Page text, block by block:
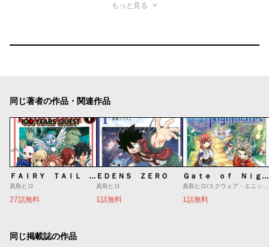
もっと見る
同じ著者の作品・関連作品
ＦＡＩＲＹ ＴＡＩＬ １００ ＹＥＡＲＳ ＱＵＥＳＴ
真島ヒロ
27話無料
ＥＤＥＮＳ ＺＥＲＯ
真島ヒロ
1話無料
Ｇａｔｅ ｏｆ Ｎｉｇｈｔｍａｒｅｓ
1話無料
同じ掲載誌の作品